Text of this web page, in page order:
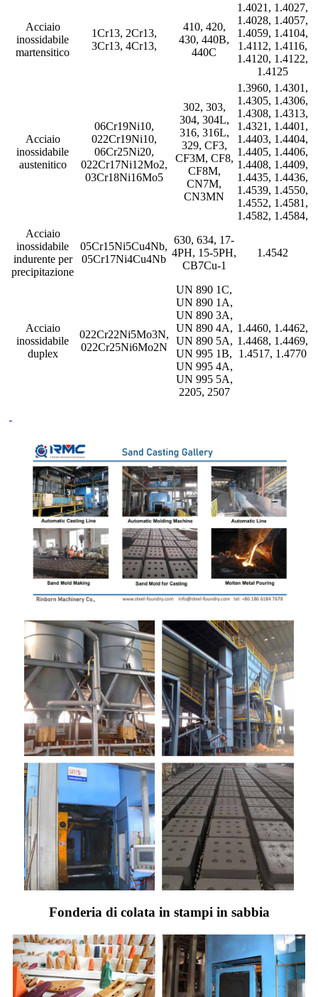
Acciaio
inossidabile
martensitico
1Cr13, 2Cr13,
3Cr13, 4Cr13,
410, 420,
430, 440B,
440C
1.4021, 1.4027,
1.4028, 1.4057,
1.4059, 1.4104,
1.4112, 1.4116,
1.4120, 1.4122,
1.4125
Acciaio
inossidabile
austenitico
06Cr19Ni10,
022Cr19Ni10,
06Cr25Ni20,
022Cr17Ni12Mo2,
03Cr18Ni16Mo5
302, 303,
304, 304L,
316, 316L,
329, CF3,
CF3M, CF8,
CF8M,
CN7M,
CN3MN
1.3960, 1.4301,
1.4305, 1.4306,
1.4308, 1.4313,
1.4321, 1.4401,
1.4403, 1.4404,
1.4405, 1.4406,
1.4408, 1.4409,
1.4435, 1.4436,
1.4539, 1.4550,
1.4552, 1.4581,
1.4582, 1.4584,
Acciaio
inossidabile
indurente per
precipitazione
05Cr15Ni5Cu4Nb,
05Cr17Ni4Cu4Nb
630, 634, 17-
4PH, 15-5PH,
CB7Cu-1
1.4542
Acciaio
inossidabile
duplex
022Cr22Ni5Mo3N,
022Cr25Ni6Mo2N
UN 890 1C,
UN 890 1A,
UN 890 3A,
UN 890 4A,
UN 890 5A,
UN 995 1B,
UN 995 4A,
UN 995 5A,
2205, 2507
1.4460, 1.4462,
1.4468, 1.4469,
1.4517, 1.4770
Fonderia di colata in stampi in sabbia